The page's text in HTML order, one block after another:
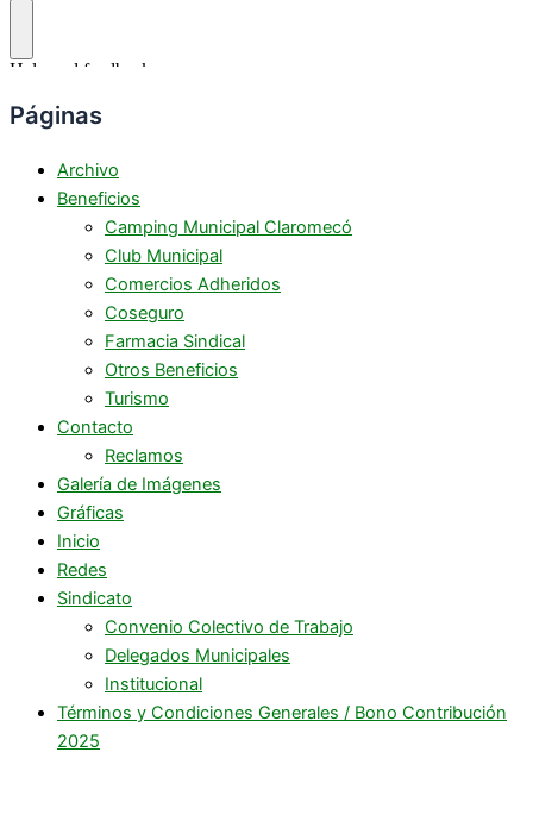
Páginas
Archivo
Beneficios
Camping Municipal Claromecó
Club Municipal
Comercios Adheridos
Coseguro
Farmacia Sindical
Otros Beneficios
Turismo
Contacto
Reclamos
Galería de Imágenes
Gráficas
Inicio
Redes
Sindicato
Convenio Colectivo de Trabajo
Delegados Municipales
Institucional
Términos y Condiciones Generales / Bono Contribución
2025